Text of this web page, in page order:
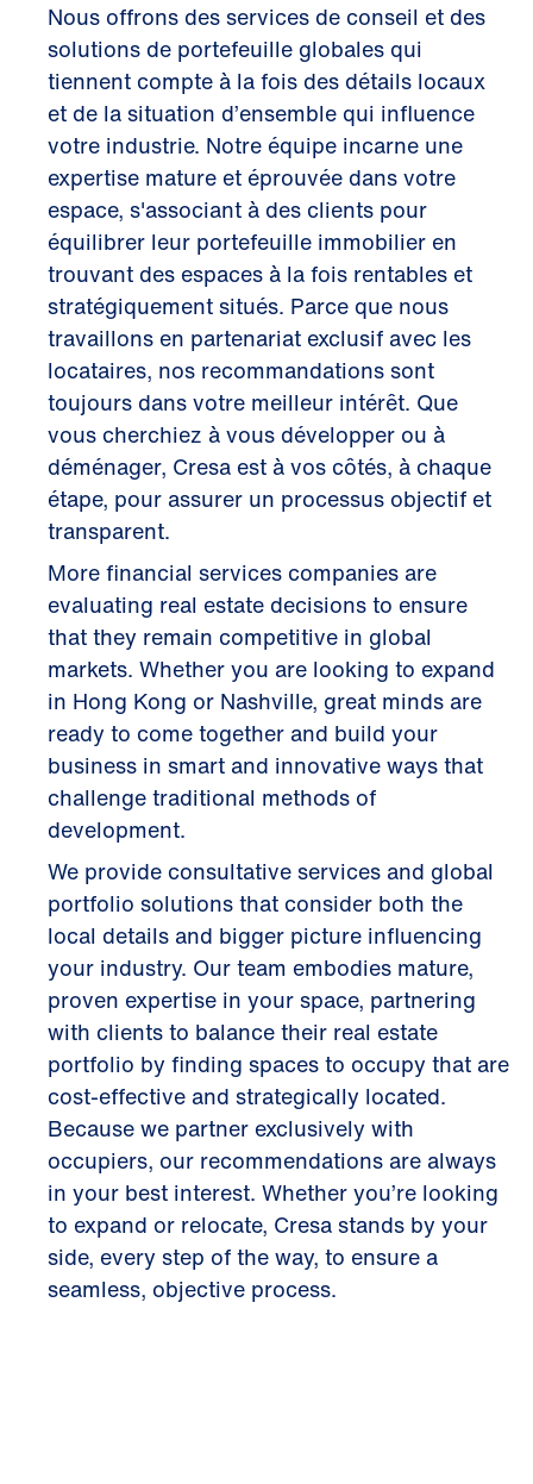
Nous offrons des services de conseil et des
solutions de portefeuille globales qui
tiennent compte à la fois des détails locaux
et de la situation d’ensemble qui influence
votre industrie. Notre équipe incarne une
expertise mature et éprouvée dans votre
espace, s'associant à des clients pour
équilibrer leur portefeuille immobilier en
trouvant des espaces à la fois rentables et
stratégiquement situés. Parce que nous
travaillons en partenariat exclusif avec les
locataires, nos recommandations sont
toujours dans votre meilleur intérêt. Que
vous cherchiez à vous développer ou à
déménager, Cresa est à vos côtés, à chaque
étape, pour assurer un processus objectif et
transparent.
More financial services companies are
evaluating real estate decisions to ensure
that they remain competitive in global
markets. Whether you are looking to expand
in Hong Kong or Nashville, great minds are
ready to come together and build your
business in smart and innovative ways that
challenge traditional methods of
development.
We provide consultative services and global
portfolio solutions that consider both the
local details and bigger picture influencing
your industry. Our team embodies mature,
proven expertise in your space, partnering
with clients to balance their real estate
portfolio by finding spaces to occupy that are
cost-effective and strategically located.
Because we partner exclusively with
occupiers, our recommendations are always
in your best interest. Whether you’re looking
to expand or relocate, Cresa stands by your
side, every step of the way, to ensure a
seamless, objective process.